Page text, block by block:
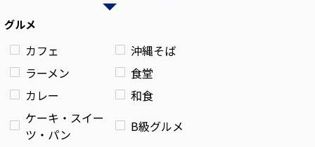
グルメ
カフェ
沖縄そば
ラーメン
食堂
カレー
和食
ケーキ・スイー
ツ・パン
B級グルメ